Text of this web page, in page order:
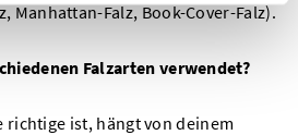
Manhattan-Falz, Book-Cover-Falz).
Falzarten verwendet?
richtige ist, hängt von deinem